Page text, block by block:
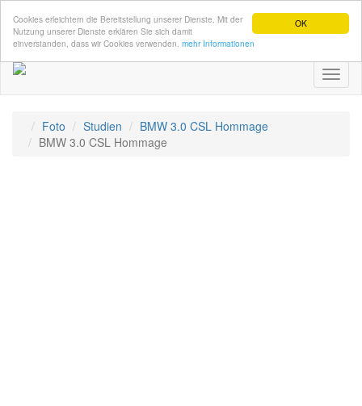
OK
Cookies erleichtern die Bereitstellung unserer Dienste. Mit der
Nutzung unserer Dienste erklären Sie sich damit
einverstanden, dass wir Cookies verwenden. mehr Informationen
Foto Studien
BMW 3.0 CSL Hommage
BMW 3.0 CSL Hommage